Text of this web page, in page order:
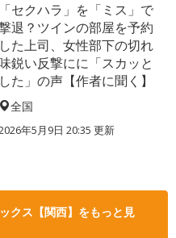
「セクハラ」を「ミス」で
退？ツインの部屋を予約
した上司、女性部下の切れ
鋭い反撃にに「スカッと
した」の声【作者に聞く】
全国
年5月9日 20:35 更新
クス【関西】をもっと見